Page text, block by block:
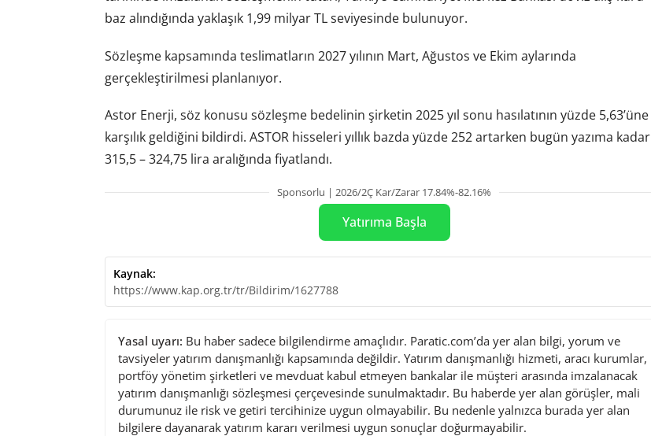
baz alındığında yaklaşık 1,99 milyar TL seviyesinde bulunuyor.
Sözleşme kapsamında teslimatların 2027 yılının Mart, Ağustos ve Ekim aylarında
gerçekleştirilmesi planlanıyor.
Astor Enerji, söz konusu sözleşme bedelinin şirketin 2025 yıl sonu hasılatının yüzde 5,63’üne
karşılık geldiğini bildirdi. ASTOR hisseleri yıllık bazda yüzde 252 artarken bugün yazıma kadar
315,5 – 324,75 lira aralığında fiyatlandı.
Sponsorlu | 2026/2Ç Kar/Zarar 17.84%-82.16%
Yatırıma Başla
Kaynak:
https://www.kap.org.tr/tr/Bildirim/1627788
Yasal uyarı: Bu haber sadece bilgilendirme amaçlıdır. Paratic.com’da yer alan bilgi, yorum ve
tavsiyeler yatırım danışmanlığı kapsamında değildir. Yatırım danışmanlığı hizmeti, aracı kurumlar,
portföy yönetim şirketleri ve mevduat kabul etmeyen bankalar ile müşteri arasında imzalanacak
yatırım danışmanlığı sözleşmesi çerçevesinde sunulmaktadır. Bu haberde yer alan görüşler, mali
durumunuz ile risk ve getiri tercihinize uygun olmayabilir. Bu nedenle yalnızca burada yer alan
bilgilere dayanarak yatırım kararı verilmesi uygun sonuçlar doğurmayabilir.